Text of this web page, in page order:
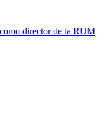
director de la RUM